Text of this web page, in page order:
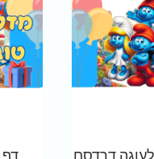
דרדסם דף